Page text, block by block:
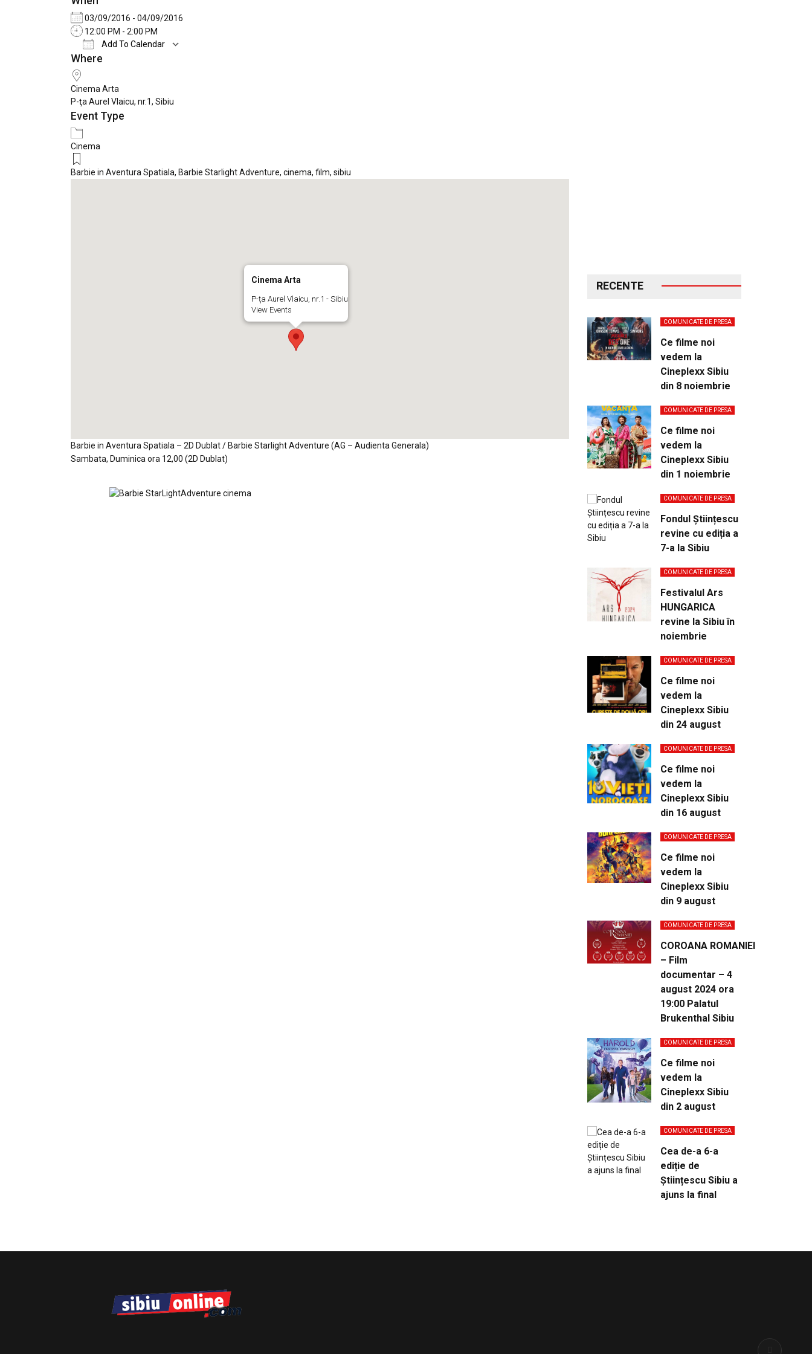
03/09/2016 - 04/09/2016
12:00 PM - 2:00 PM
Add To Calendar
Download ICS
Where
Cinema Arta
P-ţa Aurel Vlaicu, nr.1, Sibiu
Event Type
Cinema
Barbie in Aventura Spatiala, Barbie Starlight Adventure, cinema, film, sibiu
Cinema Arta
P-ţa Aurel Vlaicu, nr.1 - Sibiu
View Events
Barbie in Aventura Spatiala – 2D Dublat / Barbie Starlight Adventure (AG – Audienta Generala)
Sambata, Duminica ora 12,00 (2D Dublat)
RECENTE
COMUNICATE DE PRESA
Ce filme noi
vedem la
Cineplexx Sibiu
din 8 noiembrie
COMUNICATE DE PRESA
Ce filme noi
vedem la
Cineplexx Sibiu
din 1 noiembrie
COMUNICATE DE PRESA
Fondul Științescu
revine cu ediția a
7-a la Sibiu
COMUNICATE DE PRESA
Festivalul Ars
HUNGARICA
revine la Sibiu în
noiembrie
COMUNICATE DE PRESA
Ce filme noi
vedem la
Cineplexx Sibiu
din 24 august
COMUNICATE DE PRESA
Ce filme noi
vedem la
Cineplexx Sibiu
din 16 august
COMUNICATE DE PRESA
Ce filme noi
vedem la
Cineplexx Sibiu
din 9 august
COMUNICATE DE PRESA
COROANA ROMANIEI
– Film
documentar – 4
august 2024 ora
19:00 Palatul
Brukenthal Sibiu
COMUNICATE DE PRESA
Ce filme noi
vedem la
Cineplexx Sibiu
din 2 august
COMUNICATE DE PRESA
Cea de-a 6-a
ediție de
Științescu Sibiu a
ajuns la final